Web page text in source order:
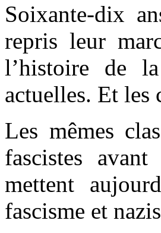
Soixante-dix
repris leur
l’histoire de
actuelles. Et les
Les mêmes
fascistes
mettent
fascisme et